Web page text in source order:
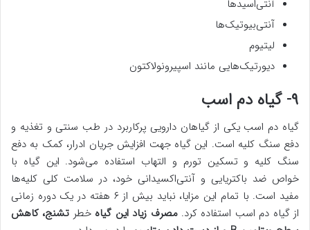
آنتی‌اسیدها
آنتی‌بیوتیک‌ها
لیتیوم
دیورتیک‌هایی مانند اسپیرونولاکتون
۹- گیاه دم اسب
گیاه دم اسب یکی از گیاهان دارویی پرکاربرد در طب سنتی و تغذیه و
دفع سنگ کلیه است. این گیاه جهت افزایش جریان ادرار، کمک به دفع
سنگ کلیه و تسکین تورم و التهاب استفاده می‌شود. این گیاه با
خواص ضد باکتریایی و آنتی‌اکسیدانی خود، در سلامت کلی کلیه‌ها
مفید است. با تمام این مزایا، نباید بیش از ۶ هفته در یک دوره زمانی
از گیاه دم اسب استفاده کرد.مصرف زیاد این گیاه خطر تشنج، کاهش